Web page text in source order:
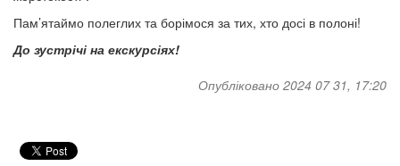
Пам’ятаймо полеглих та борімося за тих, хто досі в полоні!
До зустрічі на екскурсіях!
Опубліковано 2024 07 31, 17:20